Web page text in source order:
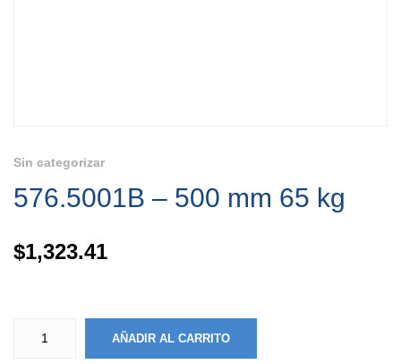
Sin categorizar
576.5001B – 500 mm 65 kg
$1,323.41
AÑADIR AL CARRITO